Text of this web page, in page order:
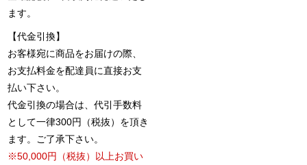
ます。
【代金引換】
お客様宛に商品をお届けの際、
お支払料金を配達員に直接お支
払い下さい。
代金引換の場合は、代引手数料
として一律300円（税抜）を頂き
ます。ご了承下さい。
※50,000円（税抜）以上お買い